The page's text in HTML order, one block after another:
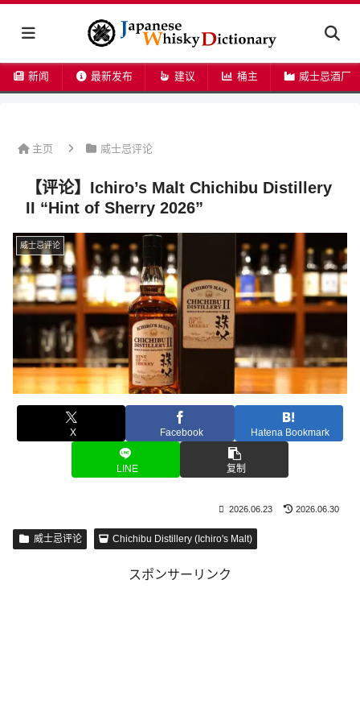
新闻 最新发布 建议 桶主 威士忌酒厂
主页 威士忌评论
【评论】Ichiro’s Malt Chichibu Distillery
II “Hint of Sherry 2026”
威士忌评论
X Facebook Hatena Bookmark
LINE 复制
2026.06.23 2026.06.30
威士忌评论 Chichibu Distillery (Ichiro's Malt)
スポンサーリンク